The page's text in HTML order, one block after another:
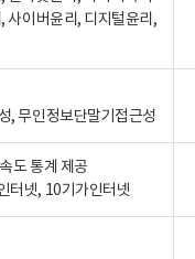
사이버윤리, 디지털윤리,
, 무인정보단말기접근성
도 통계 제공
터넷, 10기가인터넷